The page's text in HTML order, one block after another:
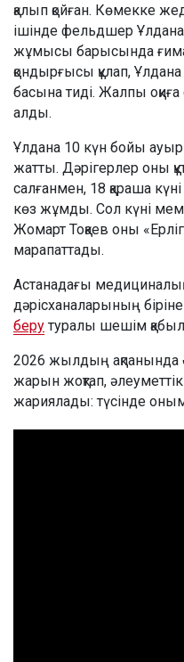
қалып қойған. Көмекке
ішінде фельдшер
жұмысы барысында
қондырғысы құлап,
басына тиді. Жалпы
алды.
Ұлдана 10 күн бойы ауыр
жатты. Дәрігерлер оны
салғанмен, 18 қараша
көз жұмды. Сол күні
Жомарт Тоқаев оны
марапаттады.
Астанадағы
дәрісханаларының
беру туралы шешім
2026 жылдың ақпанында
жарын жоқтап,
жариялады: түсінде